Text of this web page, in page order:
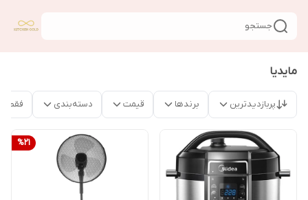
جستجو
مایدیا
پربازدیدترین برندها قیمت دسته‌بندی فقط
%21